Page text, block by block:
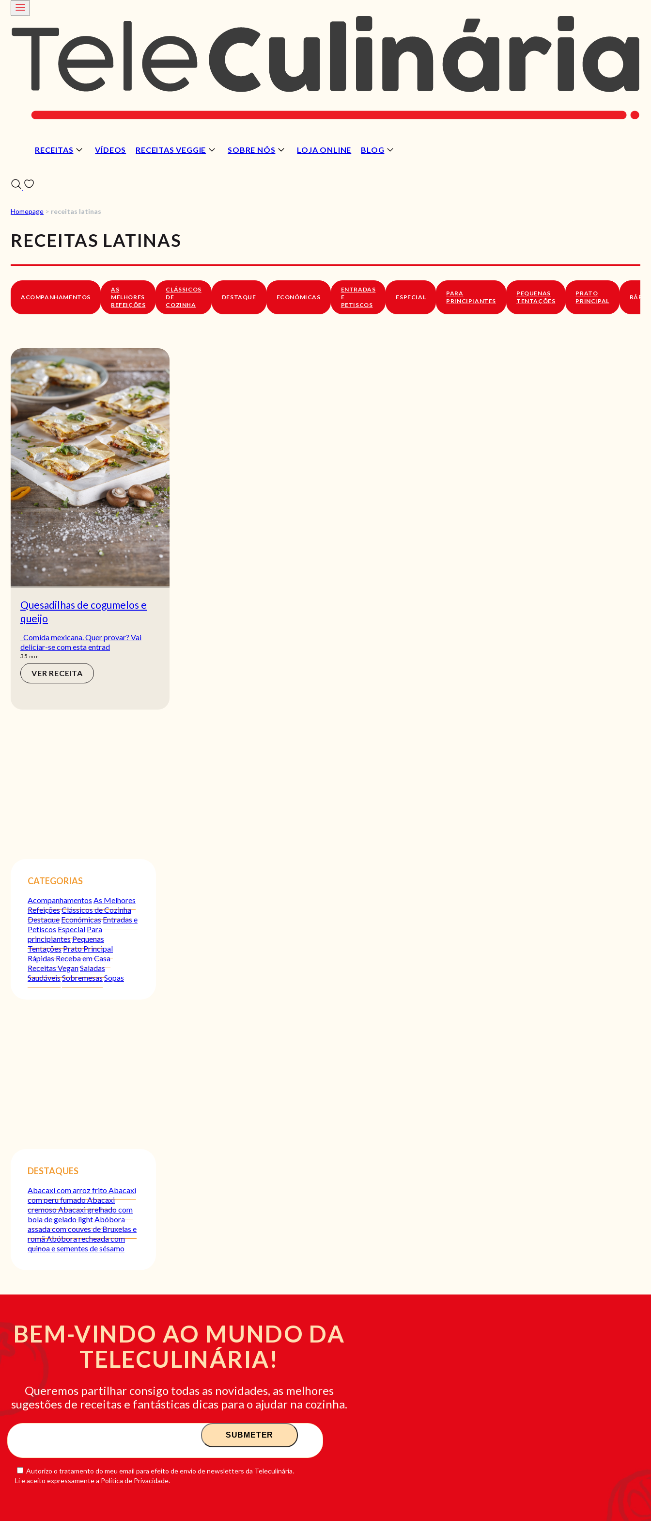
RECEITAS VÍDEOS RECEITAS VEGGIE SOBRE NÓS LOJA ONLINE BLOG
SOBRE NÓS
Homepage > receitas latinas
RECEITAS LATINAS
ACOMPANHAMENTOS
AS
MELHORES
REFEIÇÕES
CLÁSSICOS
DE
COZINHA
DESTAQUE ECONÓMICAS
ENTRADAS
E
PETISCOS
ESPECIAL
PARA
PRINCIPIANTES
PEQUENAS
TENTAÇÕES
PRATO
PRINCIPAL
Quesadilhas de cogumelos e
queijo
Comida mexicana. Quer provar? Vai
deliciar-se com esta entrad
35 min
min
VER RECEITA
CATEGORIAS
Acompanhamentos As Melhores
RefeiçõesClássicos de Cozinha
Destaque EconómicasEntradas e
PetiscosEspecialPara
principiantesPequenas
TentaçõesPrato Principal
RápidasReceba em Casa
Receitas VeganSaladas
SaudáveisSobremesasSopas
DESTAQUES
Abacaxi com arroz fritoAbacaxi
com peru fumadoAbacaxi
cremosoAbacaxi grelhado com
bola de gelado lightAbóbora
assada com couves de Bruxelas e
romãAbóbora recheada com
quinoa e sementes de sésamo
BEM-VINDO AO MUNDO DA
TELECULINÁRIA!
Queremos partilhar consigo todas as novidades, as melhores
sugestões de receitas e fantásticas dicas para o ajudar na cozinha.
Autorizo o tratamento do meu email para efeito de envio de newsletters da Teleculinária.
Li e aceito expressamente a Política de Privacidade.